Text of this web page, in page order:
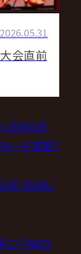
2026.05.31
会直前
LEAGUE
ード決定！
2026」
！「NEO